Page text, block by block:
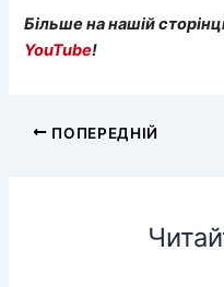
Більше на нашій
YouTube!
ПОПЕРЕДНІЙ